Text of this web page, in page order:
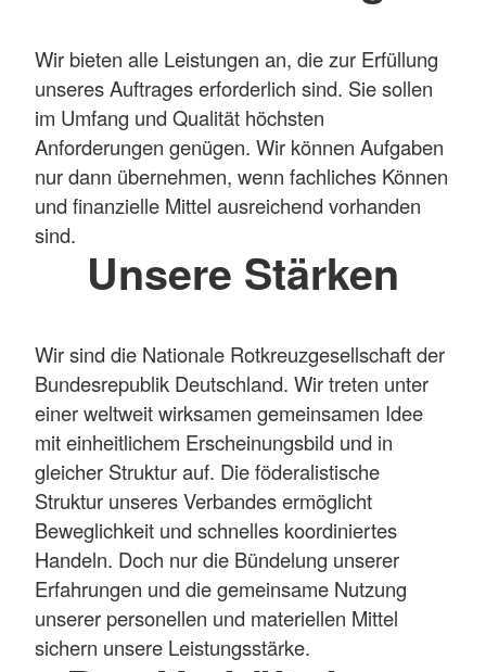
Wir bieten alle Leistungen an, die zur Erfüllung
unseres Auftrages erforderlich sind. Sie sollen
im Umfang und Qualität höchsten
Anforderungen genügen. Wir können Aufgaben
nur dann übernehmen, wenn fachliches Können
und finanzielle Mittel ausreichend vorhanden
sind.
Unsere Stärken
Wir sind die Nationale Rotkreuzgesellschaft der
Bundesrepublik Deutschland. Wir treten unter
einer weltweit wirksamen gemeinsamen Idee
mit einheitlichem Erscheinungsbild und in
gleicher Struktur auf. Die föderalistische
Struktur unseres Verbandes ermöglicht
Beweglichkeit und schnelles koordiniertes
Handeln. Doch nur die Bündelung unserer
Erfahrungen und die gemeinsame Nutzung
unserer personellen und materiellen Mittel
sichern unsere Leistungsstärke.